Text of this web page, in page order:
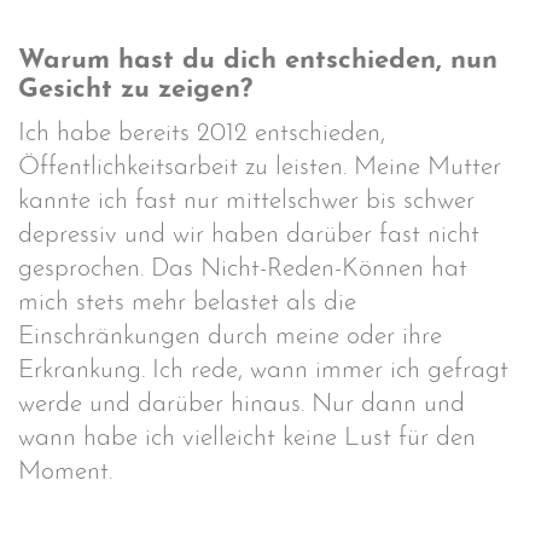
Warum hast du dich entschieden, nun
Gesicht zu zeigen?
Ich habe bereits 2012 entschieden,
Öffentlichkeitsarbeit zu leisten. Meine Mutter
kannte ich fast nur mittelschwer bis schwer
depressiv und wir haben darüber fast nicht
gesprochen. Das Nicht-Reden-Können hat
mich stets mehr belastet als die
Einschränkungen durch meine oder ihre
Erkrankung. Ich rede, wann immer ich gefragt
werde und darüber hinaus. Nur dann und
wann habe ich vielleicht keine Lust für den
Moment.